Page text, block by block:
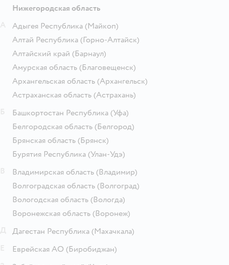
Нижегородская область
Адыгея Республика (Майкоп)
Алтай Республика (Горно-Алтайск)
Алтайский край (Барнаул)
Амурская область (Благовещенск)
Архангельская область (Архангельск)
Астраханская область (Астрахань)
Башкортостан Республика (Уфа)
Белгородская область (Белгород)
Брянская область (Брянск)
Бурятия Республика (Улан-Удэ)
Владимирская область (Владимир)
Волгоградская область (Волгоград)
Вологодская область (Вологда)
Воронежская область (Воронеж)
Дагестан Республика (Махачкала)
Еврейская АО (Биробиджан)